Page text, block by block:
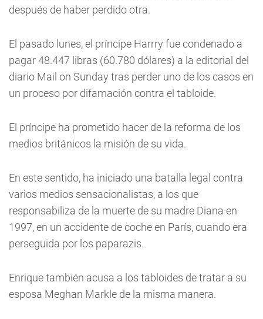
después de haber perdido otra.
El pasado lunes, el príncipe Harrry fue condenado a
pagar 48.447 libras (60.780 dólares) a la editorial del
diario Mail on Sunday tras perder uno de los casos en
un proceso por difamación contra el tabloide.
El príncipe ha prometido hacer de la reforma de los
medios británicos la misión de su vida.
En este sentido, ha iniciado una batalla legal contra
varios medios sensacionalistas, a los que
responsabiliza de la muerte de su madre Diana en
1997, en un accidente de coche en París, cuando era
perseguida por los paparazis.
Enrique también acusa a los tabloides de tratar a su
esposa Meghan Markle de la misma manera.